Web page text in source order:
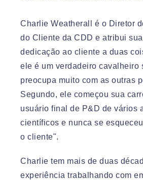
Charlie Weatherall é o Diretor
do Cliente da CDD e atribui
dedicação ao cliente a duas
ele é um verdadeiro cavalheiro
preocupa muito com as outras
Segundo, ele começou sua
usuário final de P&D de vários
científicos e nunca se
o cliente".
Charlie tem mais de duas
experiência trabalhando com